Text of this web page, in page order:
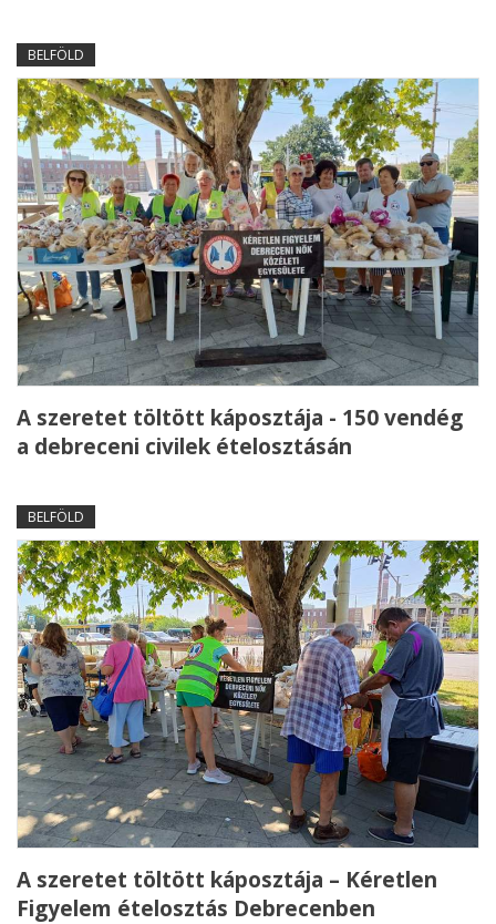
BELFÖLD
A szeretet töltött káposztája - 150 vendég
a debreceni civilek ételosztásán
BELFÖLD
A szeretet töltött káposztája – Kéretlen
Figyelem ételosztás Debrecenben